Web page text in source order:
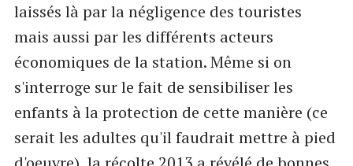
laissés là par la négligence des touristes
mais aussi par les différents acteurs
économiques de la station. Même si on
s'interroge sur le fait de sensibiliser les
enfants à la protection de cette manière (ce
serait les adultes qu'il faudrait mettre à pied